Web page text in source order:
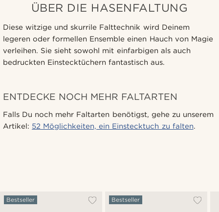
ÜBER DIE HASENFALTUNG
Diese witzige und skurrile Falttechnik wird Deinem
legeren oder formellen Ensemble einen Hauch von Magie
verleihen. Sie sieht sowohl mit einfarbigen als auch
bedruckten Einstecktüchern fantastisch aus.
ENTDECKE NOCH MEHR FALTARTEN
Falls Du noch mehr Faltarten benötigst, gehe zu unserem
Artikel: 52 Möglichkeiten, ein Einstecktuch zu falten.
Bestseller Bestseller